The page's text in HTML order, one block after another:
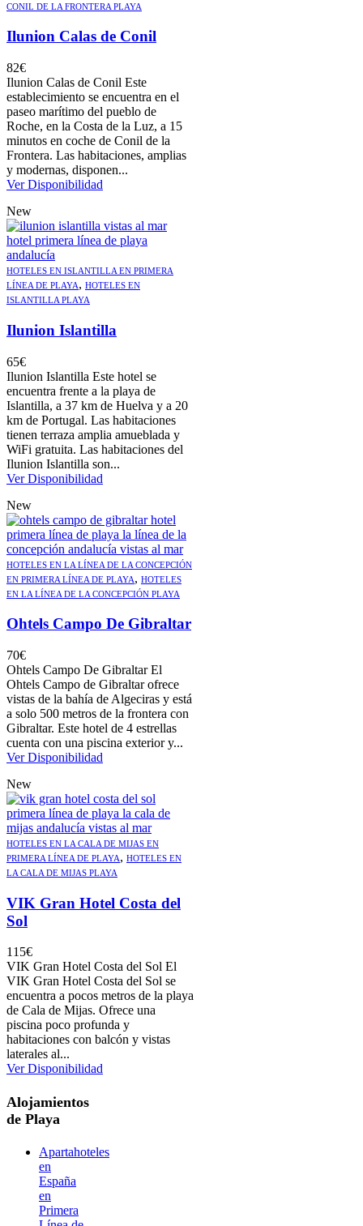
CONIL DE LA FRONTERA PLAYA
Ilunion Calas de Conil
82€
Ilunion Calas de Conil Este
establecimiento se encuentra en el
paseo marítimo del pueblo de
Roche, en la Costa de la Luz, a 15
minutos en coche de Conil de la
Frontera. Las habitaciones, amplias
y modernas, disponen...
Ver Disponibilidad
New
HOTELES EN ISLANTILLA EN PRIMERA
LÍNEA DE PLAYA, HOTELES EN
ISLANTILLA PLAYA
Ilunion Islantilla
65€
Ilunion Islantilla Este hotel se
encuentra frente a la playa de
Islantilla, a 37 km de Huelva y a 20
km de Portugal. Las habitaciones
tienen terraza amplia amueblada y
WiFi gratuita. Las habitaciones del
Ilunion Islantilla son...
Ver Disponibilidad
New
HOTELES EN LA LÍNEA DE LA CONCEPCIÓN
EN PRIMERA LÍNEA DE PLAYA, HOTELES
EN LA LÍNEA DE LA CONCEPCIÓN PLAYA
Ohtels Campo De Gibraltar
70€
Ohtels Campo De Gibraltar El
Ohtels Campo de Gibraltar ofrece
vistas de la bahía de Algeciras y está
a solo 500 metros de la frontera con
Gibraltar. Este hotel de 4 estrellas
cuenta con una piscina exterior y...
Ver Disponibilidad
New
HOTELES EN LA CALA DE MIJAS EN
PRIMERA LÍNEA DE PLAYA, HOTELES EN
LA CALA DE MIJAS PLAYA
VIK Gran Hotel Costa del
Sol
115€
VIK Gran Hotel Costa del Sol El
VIK Gran Hotel Costa del Sol se
encuentra a pocos metros de la playa
de Cala de Mijas. Ofrece una
piscina poco profunda y
habitaciones con balcón y vistas
laterales al...
Ver Disponibilidad
Alojamientos
de Playa
Apartahoteles
en
España
en
Primera